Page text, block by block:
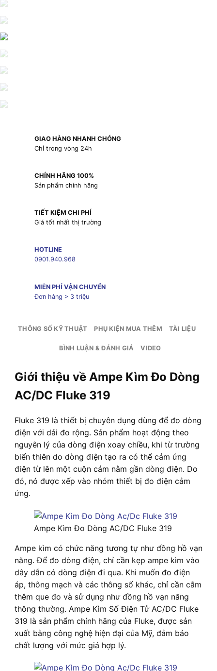
GIAO HÀNG NHANH CHÓNG
Chỉ trong vòng 24h
CHÍNH HÃNG 100%
Sản phẩm chính hãng
TIẾT KIỆM CHI PHÍ
Giá tốt nhất thị trường
HOTLINE
0901.940.968
MIỄN PHÍ VẬN CHUYỂN
Đơn hàng > 3 triệu
THÔNG SỐ KỸ THUẬT PHỤ KIỆN MUA THÊM TÀI LIỆU
BÌNH LUẬN & ĐÁNH GIÁ VIDEO
Giới thiệu về Ampe Kìm Đo Dòng
AC/DC Fluke 319
Fluke 319 là thiết bị chuyên dụng dùng để đo dòng
điện với dải đo rộng. Sản phẩm hoạt động theo
nguyên lý của dòng điện xoay chiều, khi từ trường
biến thiên do dòng điện tạo ra có thể cảm ứng
điện từ lên một cuộn cảm nằm gần dòng điện. Do
đó, nó được xếp vào nhóm thiết bị đo điện cảm
ứng.
Ampe Kìm Đo Dòng AC/DC Fluke 319
Ampe kìm có chức năng tương tự như đồng hồ vạn
năng. Để đo dòng điện, chỉ cần kẹp ampe kìm vào
dây dẫn có dòng điện đi qua. Khi muốn đo điện
áp, thông mạch và các thông số khác, chỉ cần cắm
thêm que đo và sử dụng như đồng hồ vạn năng
thông thường. Ampe Kìm Số Điện Tử AC/DC Fluke
319 là sản phẩm chính hãng của Fluke, được sản
xuất bằng công nghệ hiện đại của Mỹ, đảm bảo
chất lượng với mức giá hợp lý.